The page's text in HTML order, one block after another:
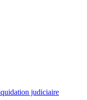
judiciaire